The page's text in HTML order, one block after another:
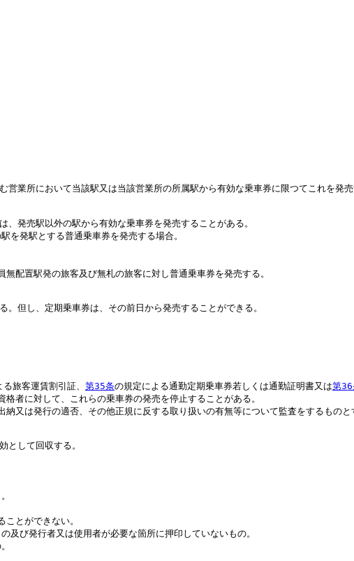
業所において当該駅又は当該営業所の所属駅から有効な乗車券に限つてこれを発
発売駅以外の駅から有効な乗車券を発売することがある。
発駅とする普通乗車券を発売する場合。
配置駅発の旅客及び無札の旅客に対し普通乗車券を発売する。
但し、定期乗車券は、その前日から発売することができる。
旅客運賃割引証、 第35条の規定による通勤定期乗車券若しくは通勤証明書又は第36
者に対して、これらの乗車券の発売を停止することがある。
又は発行の適否、その他正規に反する取り扱いの有無等について監査をするものと
して回収する。
とができない。
び発行者又は使用者が必要な箇所に押印していないもの。